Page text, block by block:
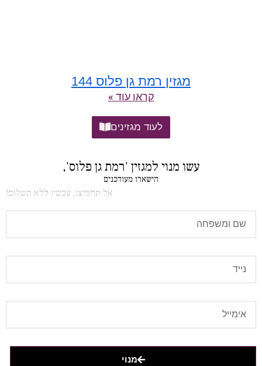
מגזין רמת גן פלוס 144
קראו עוד »
לעוד מגזינים
עשו מנוי למגזין 'רמת גן פלוס',
הישארו מעודכנים
אל תחמיצו, עכשיו ללא תשלום!
מנוי